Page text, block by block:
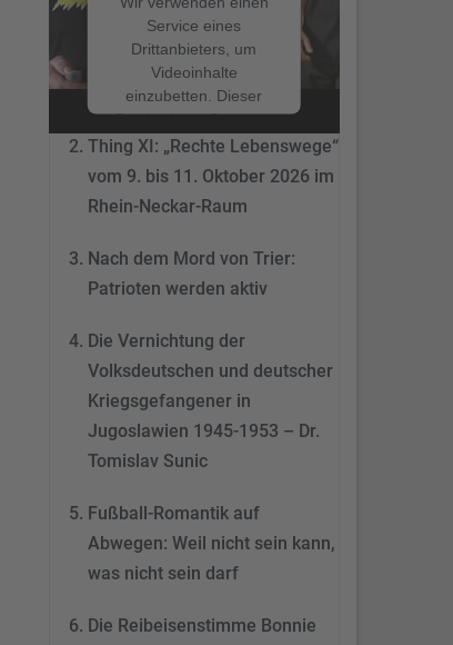
Service eines
Drittanbieters, um
Videoinhalte
einzubetten. Dieser
Service kann Daten zu
Ihren Aktivitäten
sammeln. Bitte lesen
Sie die Details durch
und stimmen Sie der
zu, um dieses Video
anzusehen.
Mehr
Informationen
Akzeptieren
powered by
Usercentrics Consent
&eRecht24
Nach dem Mord von Trier:
Patrioten werden aktiv
Thing XI: „Rechte Lebenswege“
vom 9. bis 11. Oktober 2026 im
Rhein-Neckar-Raum
Nach dem Mord von Trier:
Patrioten werden aktiv
Die Vernichtung der
Volksdeutschen und deutscher
Kriegsgefangener in
Jugoslawien 1945-1953 – Dr.
Tomislav Sunic
Fußball-Romantik auf
Abwegen: Weil nicht sein kann,
was nicht sein darf
Die Reibeisenstimme Bonnie